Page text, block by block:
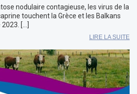
nodulaire contagieuse, les virus de la
touchent la Grèce et les Balkans
[…]
LIRE LA SUITE